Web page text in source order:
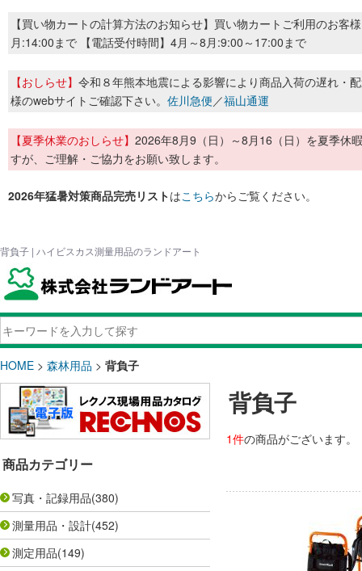
【買い物カートの計算方法のお知らせ】買い物カートご利用のお客
月:14:00まで 【電話受付時間】4月～8月:9:00～17:00まで
【おしらせ】 令和８年熊本地震による影響により商品入荷の遅れ・
様のwebサイトご確認下さい。 佐川急便／福山通運
【夏季休業のおしらせ】 2026年8月9（日）～8月16（日）を夏季休
すが、ご理解・ご協力をお願い致します。
2026年猛暑対策商品完売リストはこちらからご覧ください。
背負子 | ハイビスカス測量用品のランドアート
HOME > 森林用品 > 背負子
商品カテゴリー
写真・記録用品(380)
測量用品・設計(452)
測定用品(149)
背負子
1件の商品がございます。